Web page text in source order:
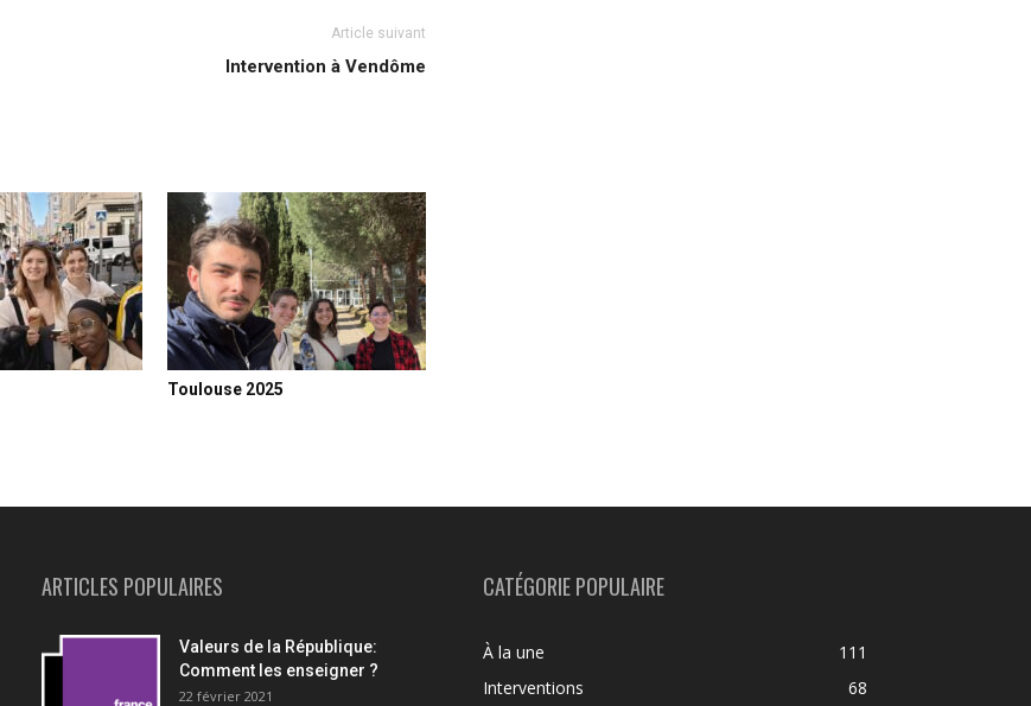
Article suivant
Intervention à Vendôme
Toulouse 2025
ARTICLES POPULAIRES
Valeurs de la République:
Comment les enseigner ?
22 février 2021
CATÉGORIE POPULAIRE
À la une
111
Interventions
68